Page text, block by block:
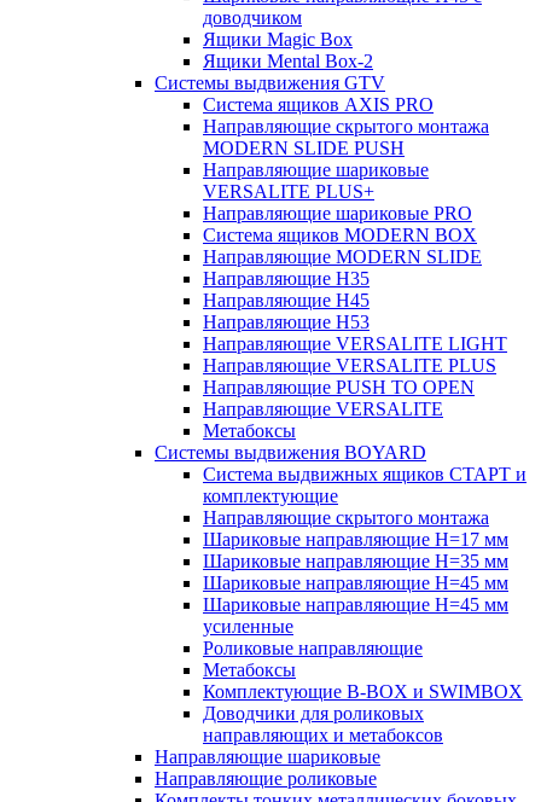
доводчиком
Ящики Magic Box
Ящики Mental Box-2
Системы выдвижения GTV
Система ящиков AXIS PRO
Направляющие скрытого монтажа
MODERN SLIDE PUSH
Направляющие шариковые
VERSALITE PLUS+
Направляющие шариковые PRO
Система ящиков MODERN BOX
Направляющие MODERN SLIDE
Направляющие H35
Направляющие H45
Направляющие H53
Направляющие VERSALITE LIGHT
Направляющие VERSALITE PLUS
Направляющие PUSH TO OPEN
Направляющие VERSALITE
Метабоксы
Системы выдвижения BOYARD
Система выдвижных ящиков СТАРТ и
комплектующие
Направляющие скрытого монтажа
Шариковые направляющие H=17 мм
Шариковые направляющие H=35 мм
Шариковые направляющие H=45 мм
Шариковые направляющие H=45 мм
усиленные
Роликовые направляющие
Метабоксы
Комплектующие B-BOX и SWIMBOX
Доводчики для роликовых
направляющих и метабоксов
Направляющие шариковые
Направляющие роликовые